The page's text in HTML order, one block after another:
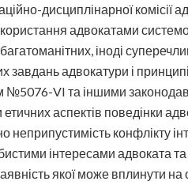
дисциплінарної комісії
адвокатами
іноді
завдань адвокатури і
№5076-VI та іншими
аспектів поведінки
конфлікту
інтересами адвоката
якої може вплинути на